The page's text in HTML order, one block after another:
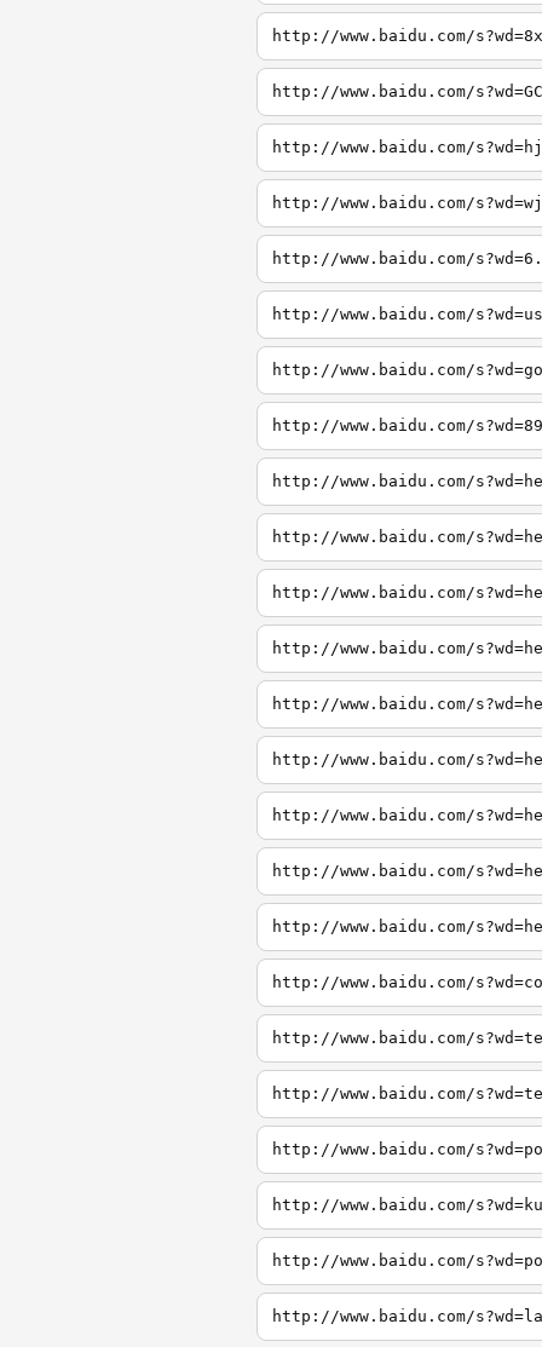
http://www.baidu.com/
http://www.baidu.com/
http://www.baidu.com/
http://www.baidu.com/
http://www.baidu.com/
http://www.baidu.com/
http://www.baidu.com/
http://www.baidu.com/
http://www.baidu.com/
http://www.baidu.com/
http://www.baidu.com/
http://www.baidu.com/
http://www.baidu.com/
http://www.baidu.com/
http://www.baidu.com/
http://www.baidu.com/
http://www.baidu.com/
http://www.baidu.com/
http://www.baidu.com/
http://www.baidu.com/
http://www.baidu.com/
http://www.baidu.com/
http://www.baidu.com/
http://www.baidu.com/